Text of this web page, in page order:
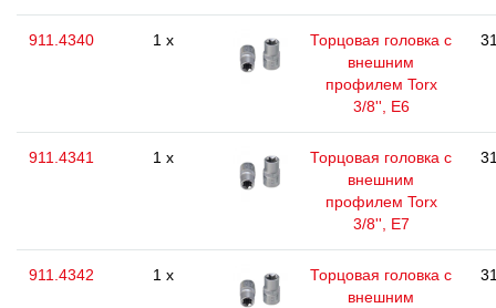
911.4340 1 x
Торцовая головка с
внешним
профилем Torx
3/8'', E6
911.4341 1 x
Торцовая головка с
внешним
профилем Torx
3/8'', E7
911.4342 1 x
Торцовая головка с
внешним